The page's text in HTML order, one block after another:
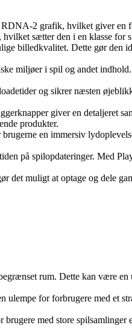
2 grafik, hvilket giver en
sætter den i en klasse
billedkvalitet. Dette gør den
miljøer i spil og andet
og sikrer næsten
giver en detaljeret
produkter.
en immersiv
på spilopdateringer. Med
det muligt at optage og dele
rum. Dette kan være
for forbrugere med et
med store spilsamlinger